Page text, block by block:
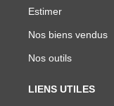
Estimer
Nos biens vendus
Nos outils
LIENS UTILES